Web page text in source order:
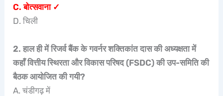
C. बोत्सवाना ✓
D. चिली
2. हाल ही में रिजर्व बैंक के गवर्नर शक्तिकांत दास की अध्यक्षता में
कहाँ वित्तीय स्थिरता और विकास परिषद (FSDC) की उप-समिति की
बैठक आयोजित की गयी?
A. चंडीगढ़ में